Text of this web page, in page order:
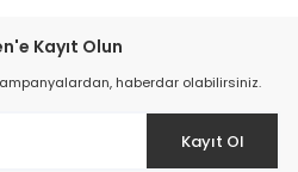
Kayıt Olun
haberdar olabilirsiniz.
Kayıt Ol